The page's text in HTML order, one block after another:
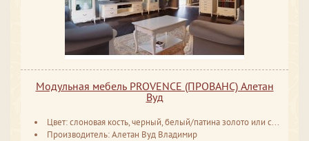
Модульная мебель PROVENCE (ПРОВАНС) Алетан
Вуд
Цвет: слоновая кость, черный, белый/патина золото или серебро
Производитель: Алетан Вуд Владимир